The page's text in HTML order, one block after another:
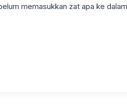
memasukkan zat apa ke